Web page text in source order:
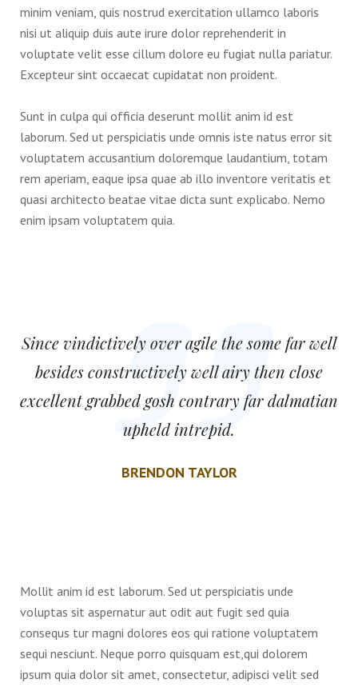
minim veniam, quis nostrud exercitation ullamco laboris
nisi ut aliquip duis aute irure dolor reprehenderit in
voluptate velit esse cillum dolore eu fugiat nulla pariatur.
Excepteur sint occaecat cupidatat non proident.
Sunt in culpa qui officia deserunt mollit anim id est
laborum. Sed ut perspiciatis unde omnis iste natus error sit
voluptatem accusantium doloremque laudantium, totam
rem aperiam, eaque ipsa quae ab illo inventore veritatis et
quasi architecto beatae vitae dicta sunt explicabo. Nemo
enim ipsam voluptatem quia.
Since vindictively over agile the some far well
besides constructively well airy then close
excellent grabbed gosh contrary far dalmatian
upheld intrepid.
BRENDON TAYLOR
Mollit anim id est laborum. Sed ut perspiciatis unde
voluptas sit aspernatur aut odit aut fugit sed quia
consequs tur magni dolores eos qui ratione voluptatem
sequi nesciunt. Neque porro quisquam est,qui dolorem
ipsum quia dolor sit amet, consectetur, adipisci velit sed